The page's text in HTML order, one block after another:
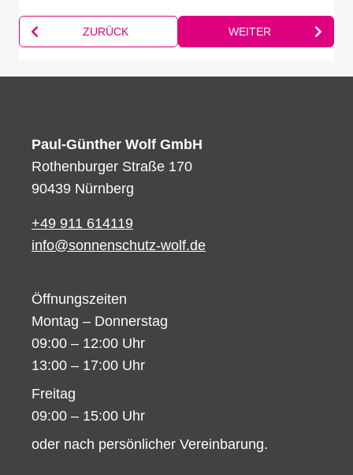
Paul-Günther Wolf GmbH
Rothenburger Straße 170
90439 Nürnberg
+49 911 614119
info@sonnenschutz-wolf.de
Öffnungszeiten
Montag – Donnerstag
09:00 – 12:00 Uhr
13:00 – 17:00 Uhr
Freitag
09:00 – 15:00 Uhr
oder nach persönlicher Vereinbarung.